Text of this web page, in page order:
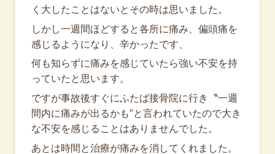
く大したことはないとその時は思いました。
しかし一週間ほどすると各所に痛み、偏頭痛を
感じるようになり、辛かったです、
何も知らずに痛みを感じていたら強い不安を持
っていたと思います。
ですが事故後すぐにふたば接骨院に行き〝一週
間内に痛みが出るかも″と言われていたので大き
な不安を感じることはありませんでした。
あとは時間と治療が痛みを消してくれました。